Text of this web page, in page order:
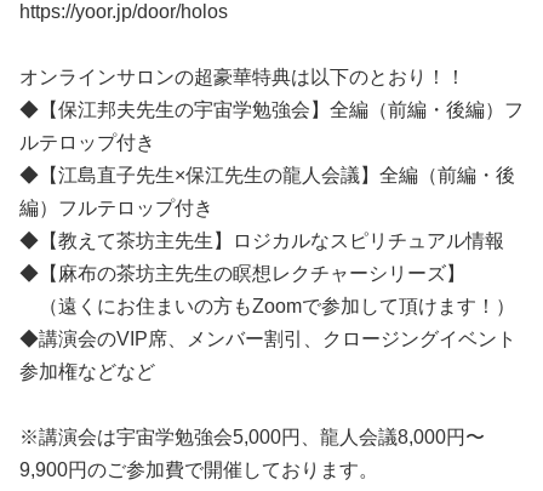
https://yoor.jp/door/holos
オンラインサロンの超豪華特典は以下のとおり！！
◆【保江邦夫先生の宇宙学勉強会】全編（前編・後編）フ
ルテロップ付き
◆【江島直子先生×保江先生の龍人会議】全編（前編・後
編）フルテロップ付き
◆【教えて茶坊主先生】ロジカルなスピリチュアル情報
◆【麻布の茶坊主先生の瞑想レクチャーシリーズ】
（遠くにお住まいの方もZoomで参加して頂けます！）
◆講演会のVIP席、メンバー割引、クロージングイベント
参加権などなど
※講演会は宇宙学勉強会5,000円、龍人会議8,000円〜
9,900円のご参加費で開催しております。